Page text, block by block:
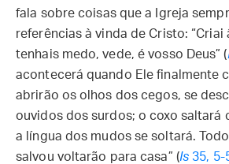
fala sobre coisas que a Igreja
referências à vinda de Cristo: “Criai
tenhais medo, vede, é vosso Deus” (
acontecerá quando Ele finalmente
abrirão os olhos dos cegos, se
ouvidos dos surdos; o coxo saltará
a língua dos mudos se soltará.
salvou voltarão para casa” (Is 35, 5-